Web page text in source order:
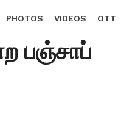
PHOTOS VIDEOS OTT
பஞ்சாப்